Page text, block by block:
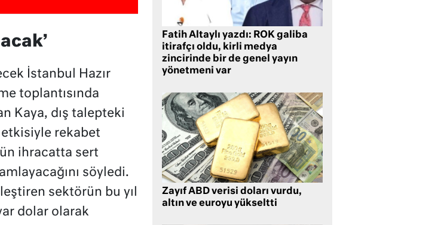
İstanbul Hazır
toplantısında
Kaya, dış talepteki
etkisiyle rekabet
ihracatta sert
söyledi.
sektörün bu yıl
dolar olarak
Fatih Altaylı yazdı: ROK galiba
itirafçı oldu, kirli medya
zincirinde bir de genel yayın
yönetmeni var
Zayıf ABD verisi doları vurdu,
altın ve euroyu yükseltti